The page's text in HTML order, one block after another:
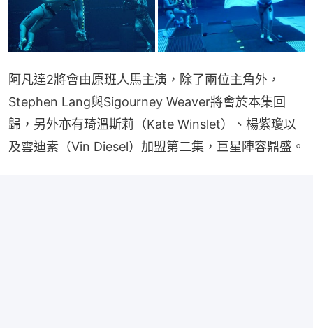
阿凡達2將會由原班人馬主演，除了兩位主角外，
Stephen Lang與Sigourney Weaver將會於本集回
歸，另外亦有琦溫斯莉（Kate Winslet）、楊紫瓊以
及雲迪素（Vin Diesel）加盟第二集，巨星陣容鼎盛。